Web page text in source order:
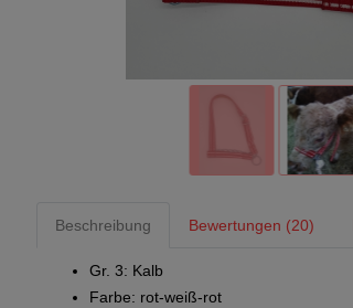
Beschreibung Bewertungen (20)
Gr. 3: Kalb
Farbe: rot-weiß-rot